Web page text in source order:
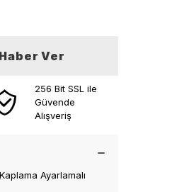
Ver
256 Bit SSL ile
Güvende
Alışveriş
Ayarlamalı